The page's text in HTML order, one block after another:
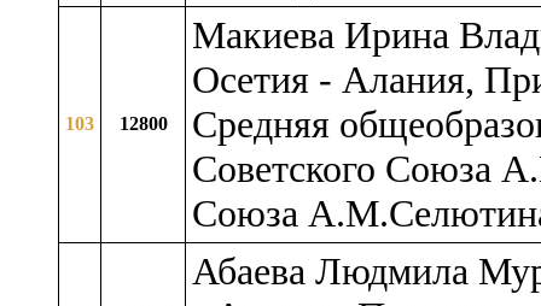
103 12800
Макиева Ирина
Осетия - Алания,
Средняя
Советского Союза
Союза
Абаева Людмила